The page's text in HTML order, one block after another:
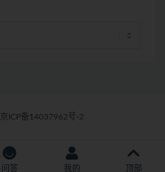
京ICP备14037962号-2
问答 我的 顶部